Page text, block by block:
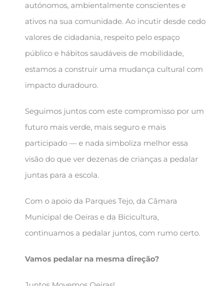
autónomos, ambientalmente conscientes e
ativos na sua comunidade. Ao incutir desde cedo
valores de cidadania, respeito pelo espaço
público e hábitos saudáveis de mobilidade,
estamos a construir uma mudança cultural com
impacto duradouro.
Seguimos juntos com este compromisso por um
futuro mais verde, mais seguro e mais
participado — e nada simboliza melhor essa
visão do que ver dezenas de crianças a pedalar
juntas para a escola.
Com o apoio da Parques Tejo, da Câmara
Municipal de Oeiras e da Bicicultura,
continuamos a pedalar juntos, com rumo certo.
Vamos pedalar na mesma direção?